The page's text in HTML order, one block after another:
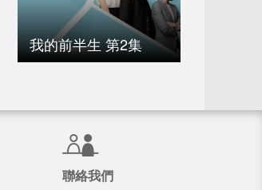
我的前半生 第2集
聯絡我們